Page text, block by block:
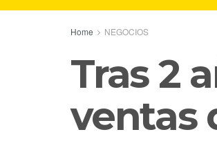
Home NEGOCIOS
Tras 2
ventas